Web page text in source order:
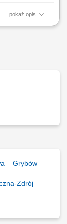
pokaż opis
Grybów
Zdrój